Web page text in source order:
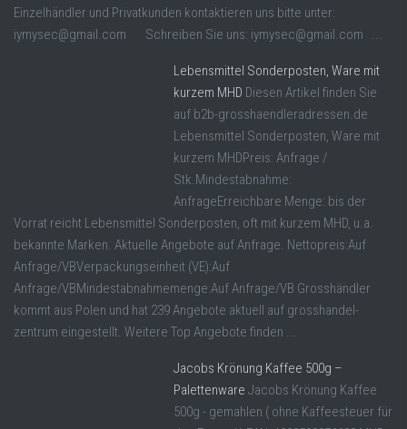
Einzelhändler und Privatkunden kontaktieren uns bitte unter:
iymysec@gmail.com Schreiben Sie uns: iymysec@gmail.com ...
Lebensmittel Sonderposten, Ware mit
kurzem MHD Diesen Artikel finden Sie
auf b2b-grosshaendleradressen.de
Lebensmittel Sonderposten, Ware mit
kurzem MHDPreis: Anfrage /
Stk.Mindestabnahme:
AnfrageErreichbare Menge: bis der
Vorrat reicht Lebensmittel Sonderposten, oft mit kurzem MHD, u.a.
bekannte Marken. Aktuelle Angebote auf Anfrage. Nettopreis:Auf
Anfrage/VBVerpackungseinheit (VE):Auf
Anfrage/VBMindestabnahmemenge:Auf Anfrage/VB Grosshändler
kommt aus Polen und hat 239 Angebote aktuell auf grosshandel-
zentrum eingestellt. Weitere Top Angebote finden ...
Jacobs Krönung Kaffee 500g –
Palettenware Jacobs Krönung Kaffee
500g - gemahlen ( ohne Kaffeesteuer für